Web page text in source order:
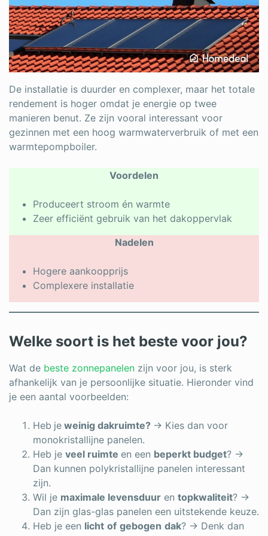
De installatie is duurder en complexer, maar het totale
rendement is hoger omdat je energie op twee
manieren benut. Ze zijn vooral interessant voor
gezinnen met een hoog warmwaterverbruik of met een
warmtepompboiler.
Voordelen
Produceert stroom én warmte
Zeer efficiënt gebruik van het dakoppervlak
Nadelen
Hogere aankoopprijs
Complexere installatie
Welke soort is het beste voor jou?
Wat de beste zonnepanelen zijn voor jou, is sterk
afhankelijk van je persoonlijke situatie. Hieronder vind
je een aantal voorbeelden:
Heb je weinig dakruimte? → Kies dan voor
monokristallijne panelen.
Heb je veel ruimte en een beperkt budget? →
Dan kunnen polykristallijne panelen interessant
zijn.
Wil je maximale levensduur en topkwaliteit? →
Dan zijn glas-glas panelen een uitstekende keuze.
Heb je een licht of gebogen dak? → Denk dan